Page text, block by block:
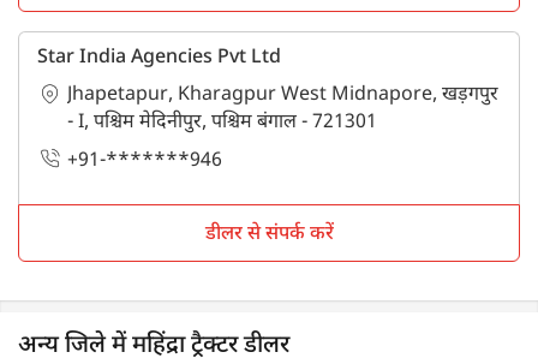
Star India Agencies Pvt Ltd
Jhapetapur, Kharagpur West Midnapore, खड़गपुर
- I, पश्चिम मेदिनीपुर, पश्चिम बंगाल - 721301
+91-*******946
डीलर से संपर्क करें
अन्य जिले में महिंद्रा ट्रैक्टर डीलर